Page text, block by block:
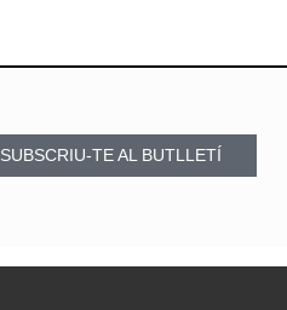
SUBSCRIU-TE AL BUTLLETÍ